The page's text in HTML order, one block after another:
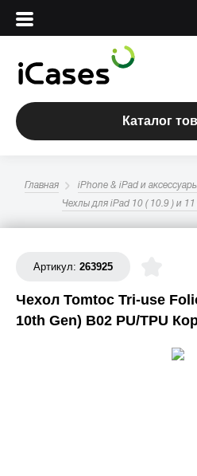
Вход
Сервисный центр
О магазине
Адреса магазинов
+7 495 960-31-54
+7 800 500-31-47
Каталог
Главная iPhone & iPad и
Чехлы для iPad 10 ( 10.9 ) и
Артикул: 263925
Чехол Tomtoc Tri-use
10th Gen) B02 PU/TPU